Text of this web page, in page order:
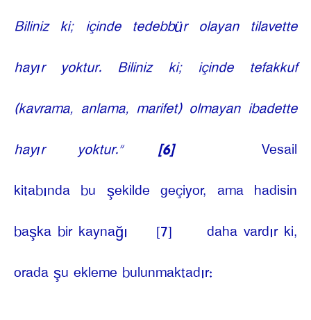
Biliniz ki; içinde tedebbür olayan tilavette
hayır yoktur. Biliniz ki; içinde tefakkuf
(kavrama, anlama, marifet) olmayan ibadette
hayır yoktur.”
[6]
Vesail
kitabında bu şekilde geçiyor, ama hadisin
başka bir kaynağı
[7]
daha vardır ki,
orada şu ekleme bulunmaktadır: